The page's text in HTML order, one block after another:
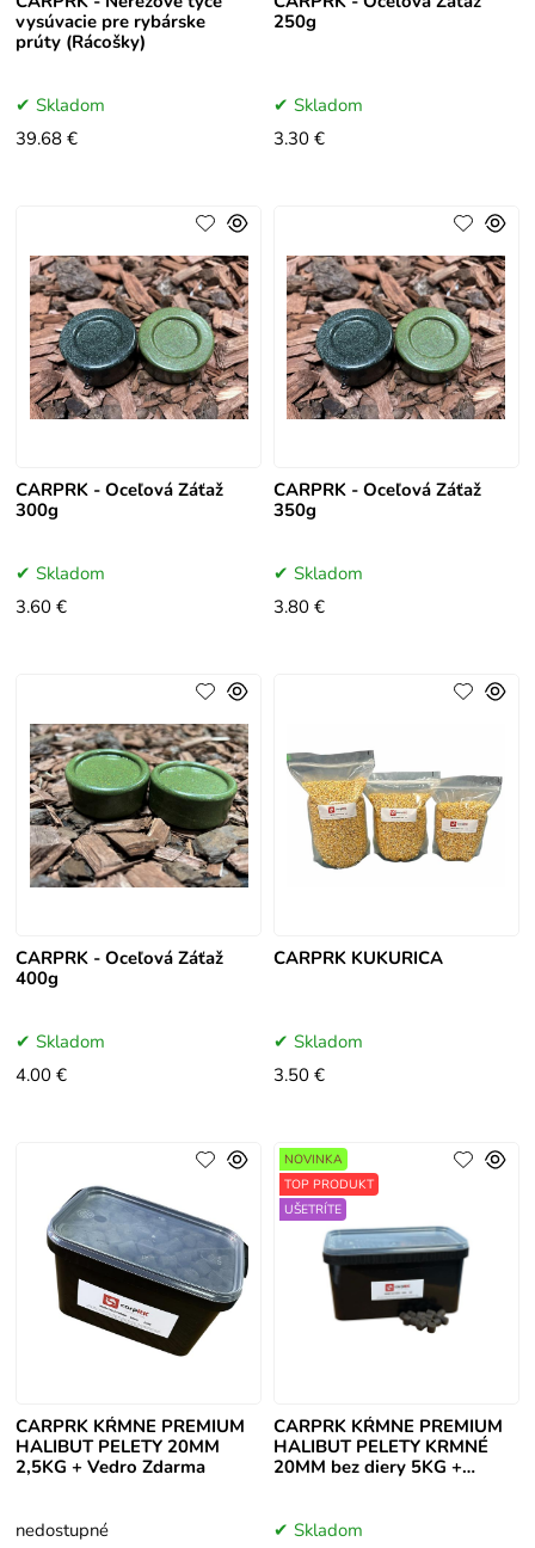
vysúvacie pre rybárske
prúty (Rácošky)
Skladom
39.68 €
250g
Skladom
3.30 €
CARPRK - Oceľová Záťaž
300g
Skladom
3.60 €
CARPRK - Oceľová Záťaž
350g
Skladom
3.80 €
CARPRK - Oceľová Záťaž
400g
Skladom
4.00 €
CARPRK KUKURICA
Skladom
3.50 €
CARPRK KŔMNE PREMIUM
HALIBUT PELETY 20MM
2,5KG + Vedro Zdarma
nedostupné
CARPRK KŔMNE PREMIUM
HALIBUT PELETY KRMNÉ
20MM bez diery 5KG +
NOVINKA
TOP PRODUKT
UŠETRÍTE
Skladom